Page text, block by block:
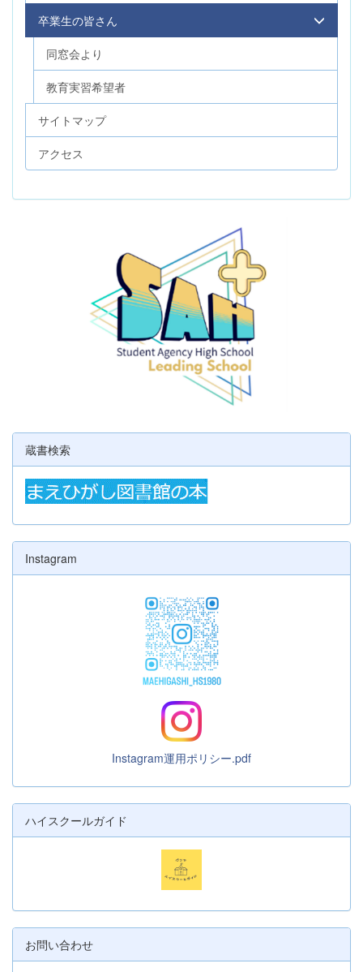
卒業生の皆さん
同窓会より
教育実習希望者
サイトマップ
アクセス
蔵書検索
Instagram
Instagram運用ポリシー.pdf
ハイスクールガイド
お問い合わせ